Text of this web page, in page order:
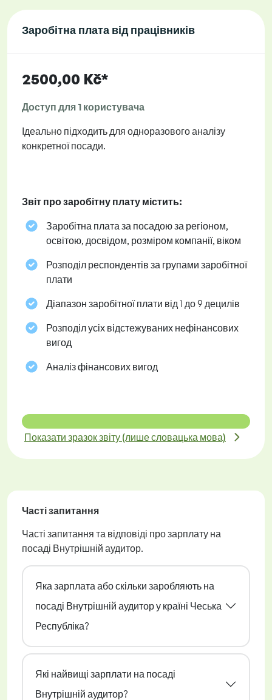
Заробітна плата від працівників
2500,00 Kč*
Доступ для 1 користувача
Ідеально підходить для одноразового аналізу
конкретної посади.
Звіт про заробітну плату містить:
Заробітна плата за посадою за регіоном,
освітою, досвідом, розміром компанії, віком
Розподіл респондентів за групами заробітної
плати
Діапазон заробітної плати від 1 до 9 децилів
Розподіл усіх відстежуваних нефінансових
вигод
Аналіз фінансових вигод
Показати зразок звіту (лише словацька мова)
Часті запитання
Часті запитання та відповіді про зарплату на
посаді Внутрішній аудитор.
Яка зарплата або скільки заробляють на
посаді Внутрішній аудитор у країні Чеська
Республіка?
Які найвищі зарплати на посаді
Внутрішній аудитор?